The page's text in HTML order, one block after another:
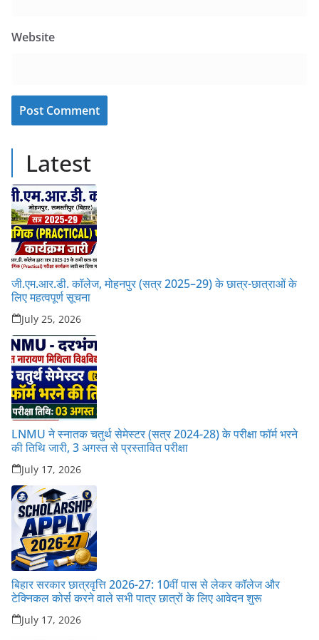
Website
Latest
जी.एम.आर.डी. कॉलेज, मोहनपुर (सत्र 2025–29) के छात्र-छात्राओं के
लिए महत्वपूर्ण सूचना
July 25, 2026
LNMU ने स्नातक चतुर्थ सेमेस्टर (सत्र 2024-28) के परीक्षा फॉर्म भरने
की तिथि जारी, 3 अगस्त से प्रस्तावित परीक्षा
July 17, 2026
बिहार सरकार छात्रवृत्ति 2026-27: 10वीं पास से लेकर कॉलेज और
टेक्निकल कोर्स करने वाले सभी पात्र छात्रों के लिए आवेदन शुरू
July 17, 2026